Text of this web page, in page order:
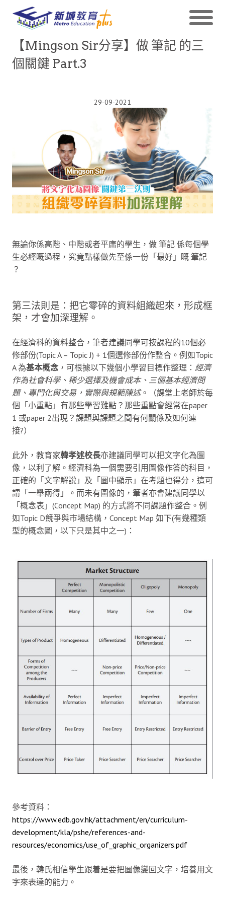
【Mingson Sir分享】做 筆記 的三
個關鍵 Part.3
29-09-2021
無論你係高階、中階或者平庸的學生，做 筆記 係每個學
生必經嘅過程，究竟點樣做先至係一份「最好」嘅 筆記
？
第三法則是：把它零碎的資料組織起來，形成框
架，才會加深理解。
在經濟科的資料整合，筆者建議同學可按課程的10個必
修部份(Topic A – Topic J) + 1個選修部份作整合。例如Topic
A 為基本概念 ，可根據以下幾個小學習目標作整理： 經濟
作為社會科學、稀少選擇及機會成本、三個基本經濟問
題、專門化與交易，實際與規範陳述。（課堂上老師於每
個「小重點」有那些學習難點？那些重點會經常在paper
1 或paper 2出現？課題與課題之間有何關係及如何連
接?）
此外，教育家韓孝述校長亦建議同學可以把文字化為圖
像，以利了解。經濟科為一個需要引用圖像作答的科目，
正確的「文字解說」及「圖中顯示」在考題也得分，這可
謂「一舉兩得」。而未有圖像的，筆者亦會建議同學以
「概念表」(Concept Map) 的方式將不同課題作整合。例
如Topic D競爭與巿場結構，Concept Map 如下(有幾種類
型的概念圖，以下只是其中之一)：
參考資料：
https://www.edb.gov.hk/attachment/en/curriculum-
development/kla/pshe/references-and-
resources/economics/use_of_graphic_organizers.pdf
最後，韓氏相信學生跟着是要把圖像變回文字，培養用文
字來表達的能力。